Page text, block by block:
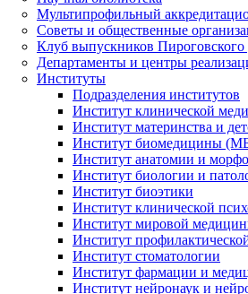
Мультипрофильный
Советы и общественные
Клуб выпускников Пироговского
Департаменты и центры
Институты
Подразделения институтов
Институт клинической
Институт материнства и
Институт биомедицины
Институт анатомии и
Институт биологии и
Институт биоэтики
Институт клинической
Институт мировой
Институт
Институт стоматологии
Институт фармации и
Институт нейронаук и